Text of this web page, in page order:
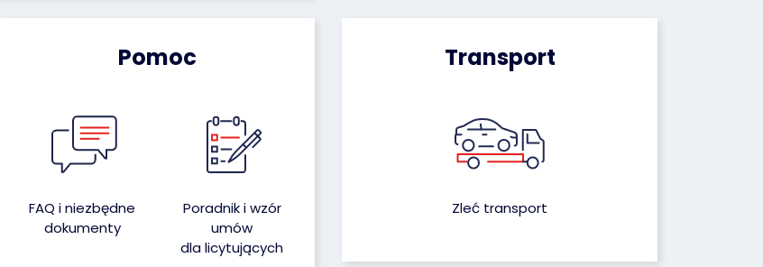
Pomoc
FAQ i niezbędne
dokumenty
Poradnik i wzór
umów
dla licytujących
Transport
Zleć transport